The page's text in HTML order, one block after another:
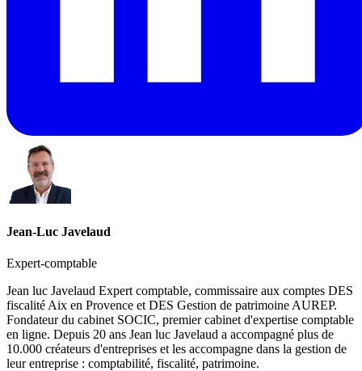
Jean-Luc Javelaud
Expert-comptable
Jean luc Javelaud Expert comptable, commissaire aux comptes DES
fiscalité Aix en Provence et DES Gestion de patrimoine AUREP.
Fondateur du cabinet SOCIC, premier cabinet d'expertise comptable
en ligne. Depuis 20 ans Jean luc Javelaud a accompagné plus de
10.000 créateurs d'entreprises et les accompagne dans la gestion de
leur entreprise : comptabilité, fiscalité, patrimoine.